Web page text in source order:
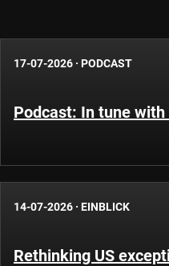
17-07-2026 · PODCAST
Podcast: In tune
14-07-2026 · EINBLICK
Rethinking US